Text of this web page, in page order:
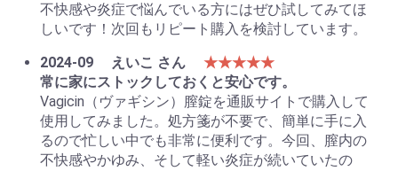
不快感や炎症で悩んでいる方にはぜひ試してみてほ
しいです！次回もリピート購入を検討しています。
2024-09
えいこ さん
★★★★★
常に家にストックしておくと安心です。
Vagicin（ヴァギシン）膣錠を通販サイトで購入して
使用してみました。処方箋が不要で、簡単に手に入
るので忙しい中でも非常に便利です。今回、膣内の
不快感やかゆみ、そして軽い炎症が続いていたの